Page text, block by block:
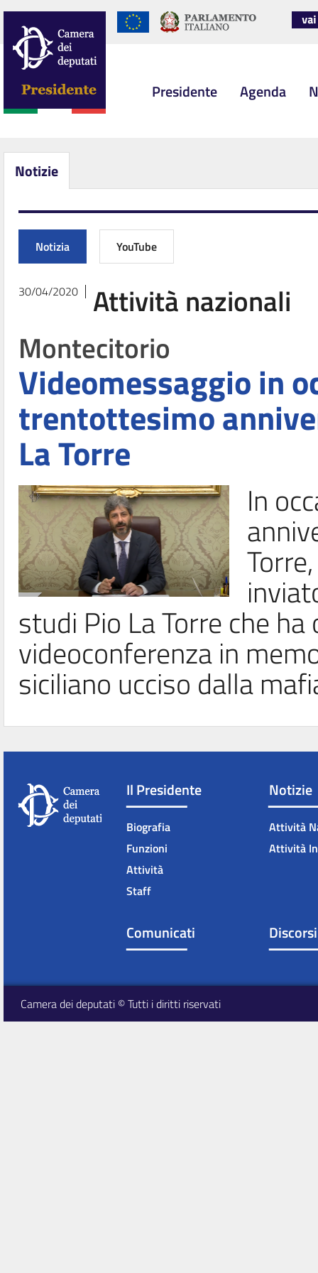
Presidente Agenda
Notizie
Notizia YouTube
30/04/2020
Attività nazionali
Montecitorio
Videomessaggio in
trentottesimo
La Torre
In
studi Pio La Torre che
videoconferenza in
siciliano ucciso dalla
Il Presidente
Biografia
Funzioni
Attività
Staff
Notizie
Attività
Attività
Comunicati Discorsi
Camera dei deputati © Tutti i diritti riservati